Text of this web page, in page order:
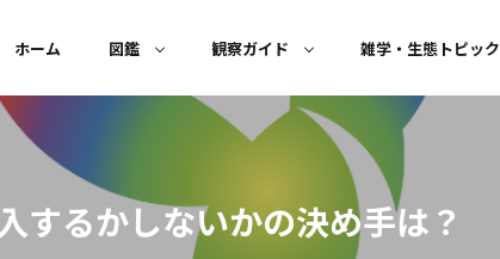
ホーム 図鑑 観察ガイド 雑学・生態トピック
るかしないかの決め手は？